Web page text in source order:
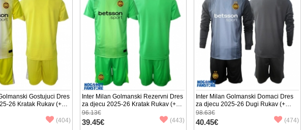
Gostujuci Dres
26 Kratak Rukav (+
(404)
Inter Milan Golmanski Rezervni Dres
za djecu 2025-26 Kratak Rukav (+
Kratke hlače)
96.13€
39.45€ (443)
Inter Milan Golmanski Domaci Dres
za djecu 2025-26 Dugi Rukav (+
Kratke hlače)
98.63€
40.45€ (474)